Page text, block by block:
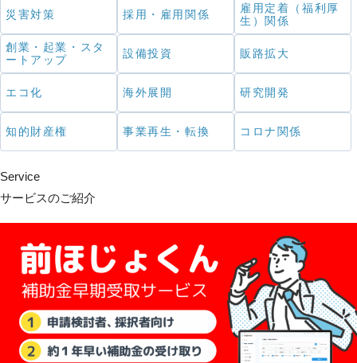
災害対策 採用・雇用関係
雇用定着（福利厚
生）関係
創業・起業・スタ
ートアップ
設備投資 販路拡大
エコ化 海外展開 研究開発
知的財産権 事業再生・転換 コロナ関係
Service
サービスのご紹介